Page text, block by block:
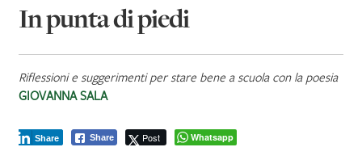
In punta di piedi
Riflessioni e suggerimenti per stare bene a scuola con la poesia
GIOVANNA SALA
Share Post
Share Whatsapp